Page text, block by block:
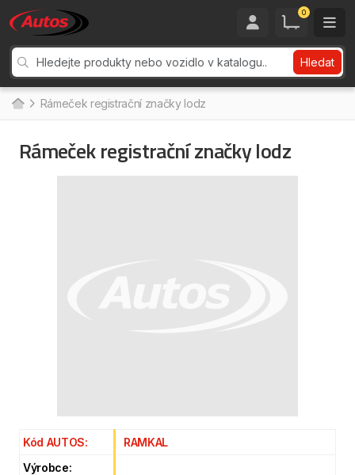
0
Hledat
Rámeček registrační značky lodz
Rámeček registrační značky lodz
Kód AUTOS:
RAMKAL
Výrobce: